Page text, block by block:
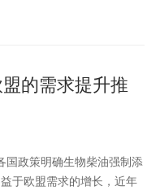
的需求提升推
国政策明确生物柴油强制添
于欧盟需求的增长，近年